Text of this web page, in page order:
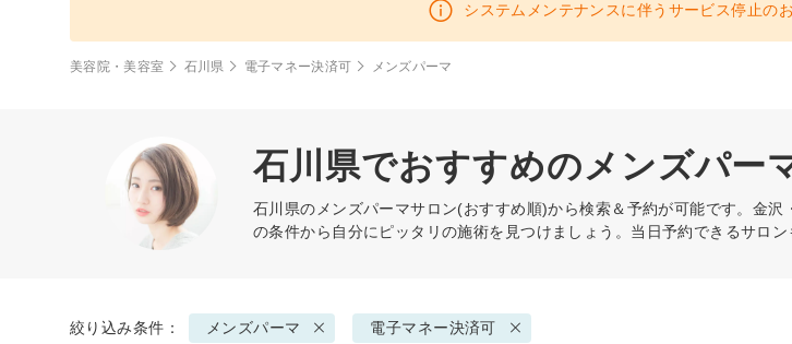
システムメンテナンスに伴うサービス停止の
美容院・美容室 石川県 電子マネー決済可 メンズパーマ
石川県でおすすめのメンズパー
石川県の メンズパーマサロン(おすすめ順)から検索＆予約が可能です。金
の条件から自分にピッタリの施術を見つけましょう。当日予約できるサロン
絞り込み条件： メンズパーマ 電子マネー決済可